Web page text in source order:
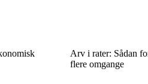
Arv i rater: Sådan
flere omgange